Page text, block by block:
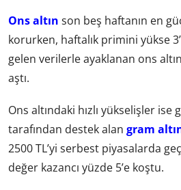
Ons altın son beş haftanın en
korurken, haftalık primini yükse
gelen verilerle ayaklanan ons
aştı.
Ons altındaki hızlı yükselişler ise
tarafından destek alan gram
2500 TL’yi serbest piyasalarda
değer kazancı yüzde 5’e koştu.